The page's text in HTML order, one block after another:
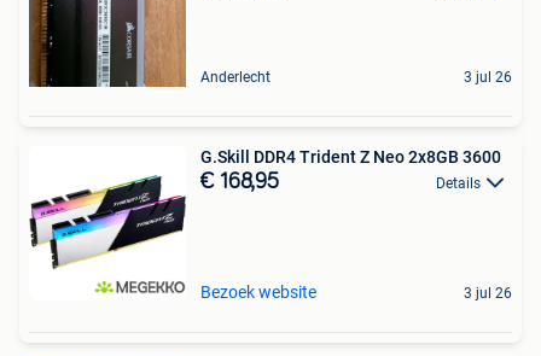
Anderlecht 3 jul 26
G.Skill DDR4 Trident Z Neo 2x8GB 3600
€ 168,95 Details
Bezoek website 3 jul 26